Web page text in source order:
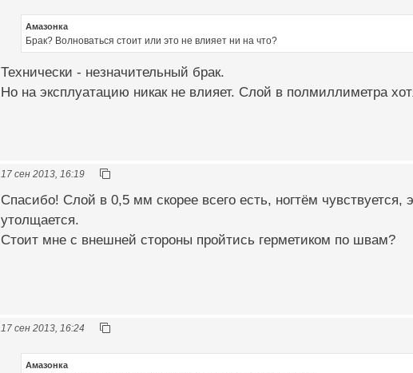
Амазонка
Брак? Волноваться стоит или это не влияет ни на что?
Технически - незначительный брак.
Но на эксплуатацию никак не влияет. Слой в полмиллиметра
17 сен 2013, 16:19
Спасибо! Слой в 0,5 мм скорее всего есть, ногтём чувствуется,
утолщается.
Стоит мне с внешней стороны пройтись герметиком по швам?
17 сен 2013, 16:24
Амазонка